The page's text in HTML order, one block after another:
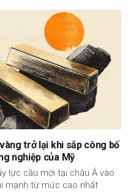
trở lại khi sắp công bố
nghiệp của Mỹ
lực cầu mới tại châu Á vào
mạnh từ mức cao nhất